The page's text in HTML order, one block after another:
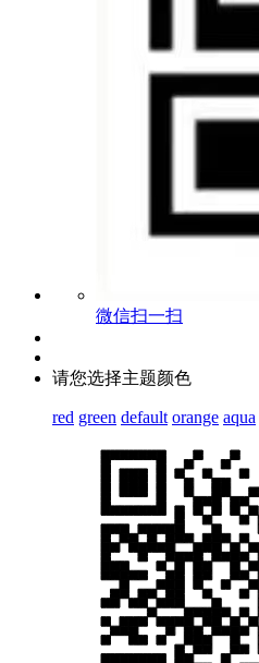
微信扫一扫
请您选择主题颜色
red green default orange aqua